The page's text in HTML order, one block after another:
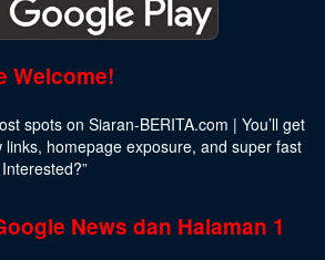
Welcome!
spots on Siaran-BERITA.com | You’ll get
homepage exposure, and super fast
Interested?”
News dan Halaman 1